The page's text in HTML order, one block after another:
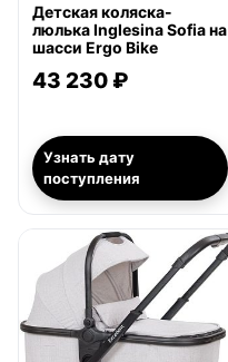
Детская коляска-
люлька Inglesina Sofia на
шасси Ergo Bike
43 230 ₽
Узнать дату
поступления